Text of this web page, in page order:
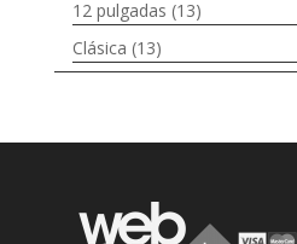
12 pulgadas (13)
Clásica (13)